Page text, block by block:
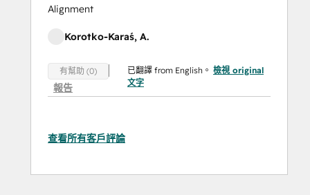
Alignment
Korotko-Karaś, A.
有幫助 (0)
報告
已翻譯 from English。 檢視 original
文字
查看所有客戶評論